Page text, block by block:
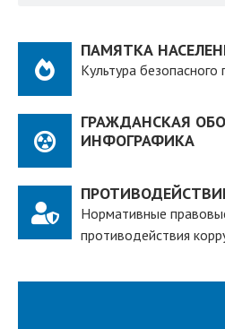
ПАМЯТКА
Культура безопасного
ГРАЖДАНСКАЯ
ИНФОГРАФИКА
Нормативные
противодействия